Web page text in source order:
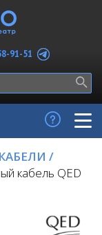
91-51
КАБЕЛИ /
кабель QED